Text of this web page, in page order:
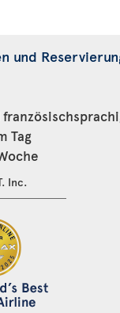
und
Tag
Inc.